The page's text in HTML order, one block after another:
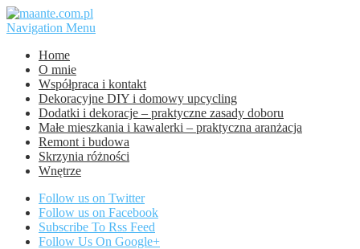
Navigation Menu
Home
O mnie
Współpraca i kontakt
Dekoracyjne DIY i domowy upcycling
Dodatki i dekoracje – praktyczne zasady doboru
Małe mieszkania i kawalerki – praktyczna aranżacja
Remont i budowa
Skrzynia różności
Wnętrze
Follow us on Twitter
Follow us on Facebook
Subscribe To Rss Feed
Follow Us On Google+